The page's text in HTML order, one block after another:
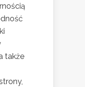
także